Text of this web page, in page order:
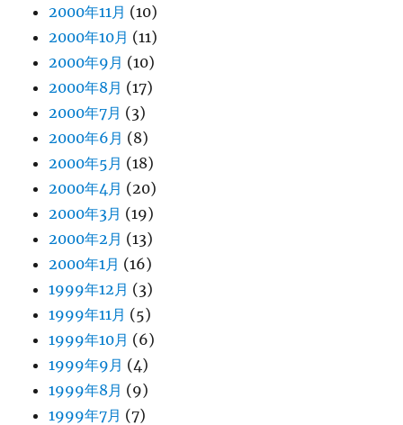
2000年11月 (10)
2000年10月 (11)
2000年9月 (10)
2000年8月 (17)
2000年7月 (3)
2000年6月 (8)
2000年5月 (18)
2000年4月 (20)
2000年3月 (19)
2000年2月 (13)
2000年1月 (16)
1999年12月 (3)
1999年11月 (5)
1999年10月 (6)
1999年9月 (4)
1999年8月 (9)
1999年7月 (7)